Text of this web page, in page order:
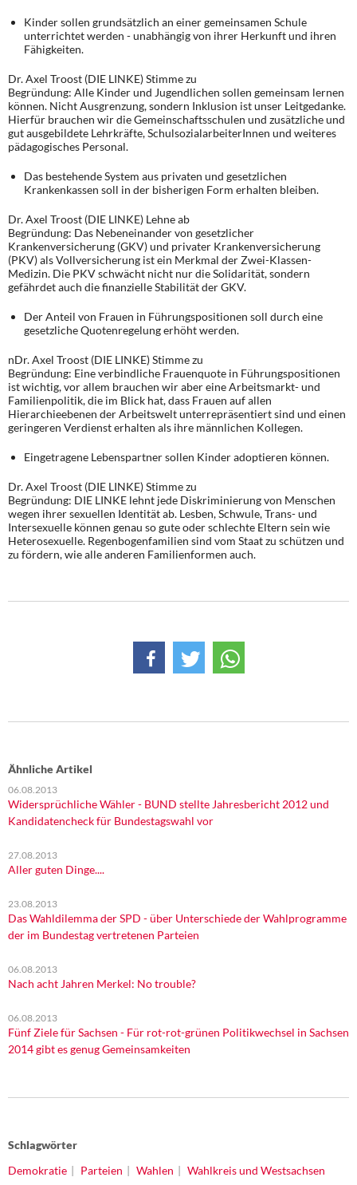
Kinder sollen grundsätzlich an einer gemeinsamen Schule
unterrichtet werden - unabhängig von ihrer Herkunft und ihren
Fähigkeiten.
Dr. Axel Troost (DIE LINKE) Stimme zu
Begründung: Alle Kinder und Jugendlichen sollen gemeinsam lernen
können. Nicht Ausgrenzung, sondern Inklusion ist unser Leitgedanke.
Hierfür brauchen wir die Gemeinschaftsschulen und zusätzliche und
gut ausgebildete Lehrkräfte, SchulsozialarbeiterInnen und weiteres
pädagogisches Personal.
Das bestehende System aus privaten und gesetzlichen
Krankenkassen soll in der bisherigen Form erhalten bleiben.
Dr. Axel Troost (DIE LINKE) Lehne ab
Begründung: Das Nebeneinander von gesetzlicher
Krankenversicherung (GKV) und privater Krankenversicherung
(PKV) als Vollversicherung ist ein Merkmal der Zwei-Klassen-
Medizin. Die PKV schwächt nicht nur die Solidarität, sondern
gefährdet auch die finanzielle Stabilität der GKV.
Der Anteil von Frauen in Führungspositionen soll durch eine
gesetzliche Quotenregelung erhöht werden.
nDr. Axel Troost (DIE LINKE) Stimme zu
Begründung: Eine verbindliche Frauenquote in Führungspositionen
ist wichtig, vor allem brauchen wir aber eine Arbeitsmarkt- und
Familienpolitik, die im Blick hat, dass Frauen auf allen
Hierarchieebenen der Arbeitswelt unterrepräsentiert sind und einen
geringeren Verdienst erhalten als ihre männlichen Kollegen.
Eingetragene Lebenspartner sollen Kinder adoptieren können.
Dr. Axel Troost (DIE LINKE) Stimme zu
Begründung: DIE LINKE lehnt jede Diskriminierung von Menschen
wegen ihrer sexuellen Identität ab. Lesben, Schwule, Trans- und
Intersexuelle können genau so gute oder schlechte Eltern sein wie
Heterosexuelle. Regenbogenfamilien sind vom Staat zu schützen und
zu fördern, wie alle anderen Familienformen auch.
Ähnliche Artikel
06.08.2013
Widersprüchliche Wähler - BUND stellte Jahresbericht 2012 und
Kandidatencheck für Bundestagswahl vor
27.08.2013
Aller guten Dinge....
23.08.2013
Das Wahldilemma der SPD - über Unterschiede der Wahlprogramme
der im Bundestag vertretenen Parteien
06.08.2013
Nach acht Jahren Merkel: No trouble?
06.08.2013
Fünf Ziele für Sachsen - Für rot-rot-grünen Politikwechsel in Sachsen
2014 gibt es genug Gemeinsamkeiten
Schlagwörter
Demokratie
Parteien Wahlen Wahlkreis und Westsachsen